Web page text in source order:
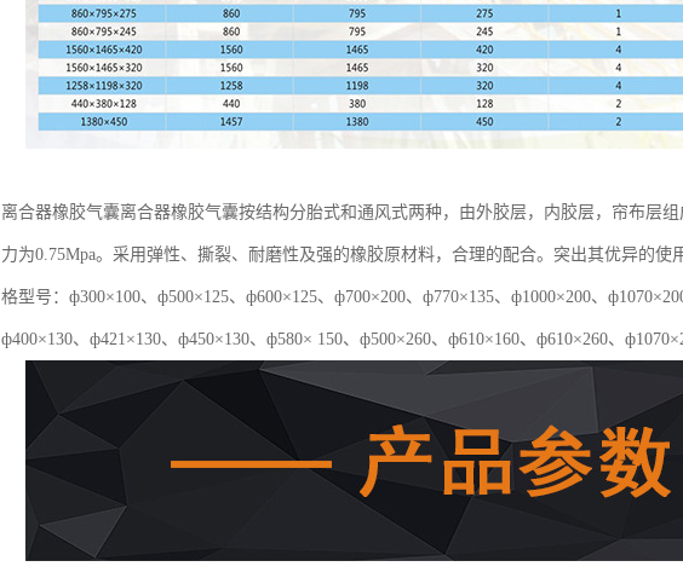
离合器橡胶气囊离合器橡胶气囊按结构分胎式和通风式两种，由外胶层，内胶层，帘布层
力为0.75Mpa。采用弹性、撕裂、耐磨性及强的橡胶原材料，合理的配合。突出其优异的
格型号：ф300×100、ф500×125、ф600×125、ф700×200、ф770×135、ф1000×200、
ф400×130、ф421×130、ф450×130、ф580× 150、ф500×260、ф610×160、ф610×260、